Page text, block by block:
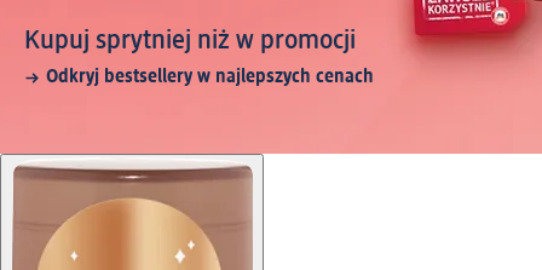
Kupuj sprytniej niż w promocji
Odkryj bestsellery w najlepszych cenach